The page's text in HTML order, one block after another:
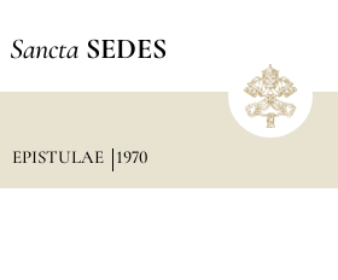
Sancta SEDES
EPISTULAE 1970